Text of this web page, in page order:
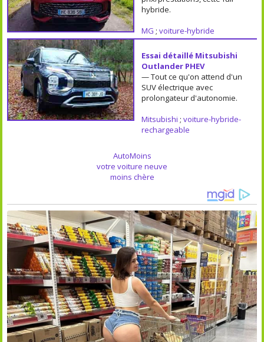
hybride.
MG ; voiture-hybride
Essai détaillé Mitsubishi
Outlander PHEV
— Tout ce qu'on attend d'un
SUV électrique avec
prolongateur d'autonomie.
Mitsubishi ; voiture-hybride-
rechargeable
AutoMoins
votre voiture neuve
moins chère